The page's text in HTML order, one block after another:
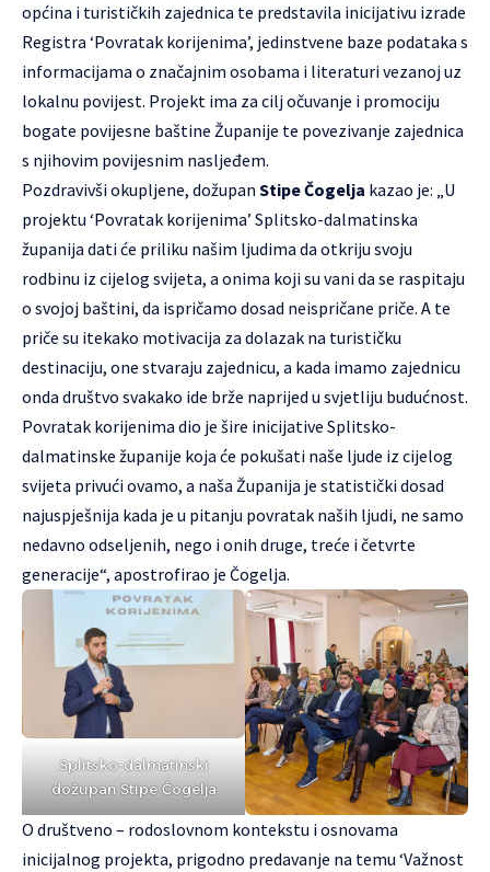
općina i turističkih zajednica te predstavila inicijativu izrade
Registra ‘Povratak korijenima’, jedinstvene baze podataka s
informacijama o značajnim osobama i literaturi vezanoj uz
lokalnu povijest. Projekt ima za cilj očuvanje i promociju
bogate povijesne baštine Županije te povezivanje zajednica
s njihovim povijesnim nasljeđem.
Pozdravivši okupljene, dožupan Stipe Čogelja kazao je: „U
projektu ‘Povratak korijenima’ Splitsko-dalmatinska
županija dati će priliku našim ljudima da otkriju svoju
rodbinu iz cijelog svijeta, a onima koji su vani da se raspitaju
o svojoj baštini, da ispričamo dosad neispričane priče. A te
priče su itekako motivacija za dolazak na turističku
destinaciju, one stvaraju zajednicu, a kada imamo zajednicu
onda društvo svakako ide brže naprijed u svjetliju budućnost.
Povratak korijenima dio je šire inicijative Splitsko-
dalmatinske županije koja će pokušati naše ljude iz cijelog
svijeta privući ovamo, a naša Županija je statistički dosad
najuspješnija kada je u pitanju povratak naših ljudi, ne samo
nedavno odseljenih, nego i onih druge, treće i četvrte
generacije“, apostrofirao je Čogelja.
Splitsko-dalmatinski
dožupan Stipe Čogelja
O društveno – rodoslovnom kontekstu i osnovama
inicijalnog projekta, prigodno predavanje na temu ‘Važnost